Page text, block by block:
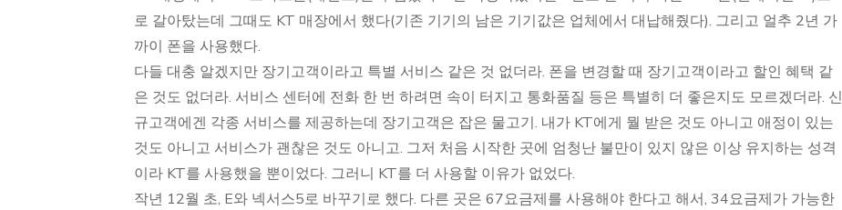
로 갈아탔는데 그때도 KT 매장에서 했다(기존 기기의 남은 기기값은 업체에서 대납해줬다). 그리고 얼추 2년 가
까이 폰을 사용했다.
다들 대충 알겠지만 장기고객이라고 특별 서비스 같은 것 없더라. 폰을 변경할 때 장기고객이라고 할인 혜택 같
은 것도 없더라. 서비스 센터에 전화 한 번 하려면 속이 터지고 통화품질 등은 특별히 더 좋은지도 모르겠더라. 신
규고객에겐 각종 서비스를 제공하는데 장기고객은 잡은 물고기. 내가 KT에게 뭘 받은 것도 아니고 애정이 있는
것도 아니고 서비스가 괜찮은 것도 아니고. 그저 처음 시작한 곳에 엄청난 불만이 있지 않은 이상 유지하는 성격
이라 KT를 사용했을 뿐이었다. 그러니 KT를 더 사용할 이유가 없었다.
작년 12월 초, E와 넥서스5로 바꾸기로 했다. 다른 곳은 67요금제를 사용해야 한다고 해서, 34요금제가 가능한